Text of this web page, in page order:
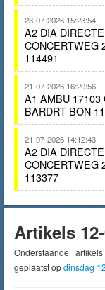
23-07-2026 15:23:54
A2 DIA
CONCERTWEG
114491
21-07-2026 16:20:56
A1 AMBU 17103
BARDRT BON
21-07-2026 14:12:43
A2 DIA
CONCERTWEG
113377
Artikels
Onderstaande
geplaatst opdinsdag